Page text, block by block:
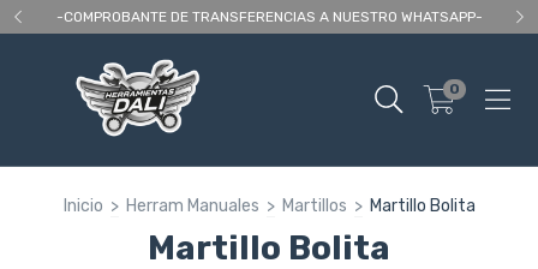
-COMPROBANTE DE TRANSFERENCIAS A NUESTRO WHATSAPP-
0
Inicio > Herram Manuales > Martillos > Martillo Bolita
Martillo Bolita